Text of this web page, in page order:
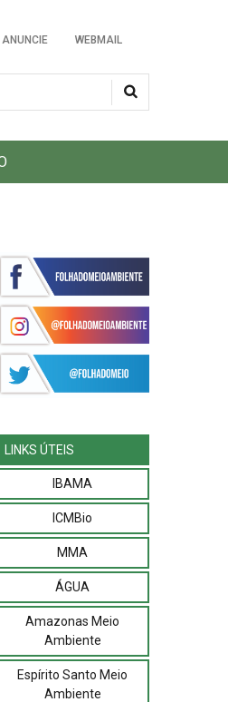
ANUNCIE WEBMAIL
LINKS ÚTEIS
IBAMA
ICMBio
MMA
ÁGUA
Amazonas Meio
Ambiente
Espírito Santo Meio
Ambiente